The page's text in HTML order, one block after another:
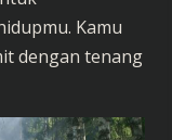
Kamu
dengan tenang